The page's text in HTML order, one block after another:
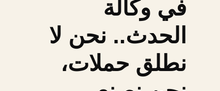
في وكالة
الحدث.. نحن لا
نطلق حملات،